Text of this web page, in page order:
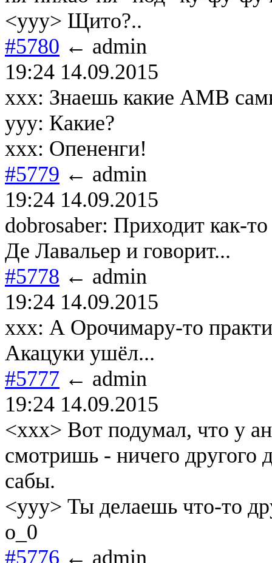
<yyy> Щито?..
#5780 ← admin
19:24 14.09.2015
ххх: Знаешь какие АМВ
ууу: Какие?
ххх: Опененги!
#5779 ← admin
19:24 14.09.2015
dobrosaber: Приходит как-
Де Лавальер и говорит...
#5778 ← admin
19:24 14.09.2015
ххх: А Орочимару-то
Акацуки ушёл...
#5777 ← admin
19:24 14.09.2015
<xxx> Вот подумал, что у
смотришь - ничего другого
сабы.
<yyy> Ты делаешь что-то
o_0
#5776 ← admin